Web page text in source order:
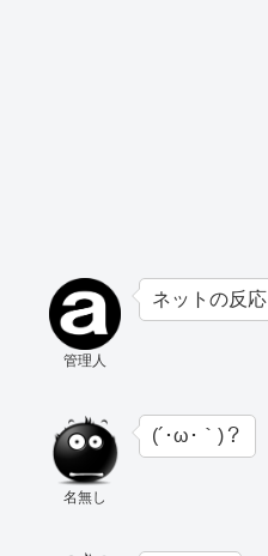
管理人
ネットの反応
名無し
(´･ω･｀)？